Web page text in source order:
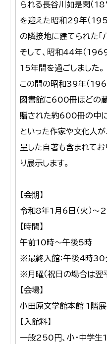
られる長谷川如是閑（
を迎えた昭和29年（
の隣接地に建てられた「
そして、昭和44年（
15年間を過ごしました。
この間の昭和39年（
図書館に600冊ほどの
贈された約600冊の中
といった作家や文化人
呈した自著も含まれてお
り展示します。
【会期】
令和8年1月6日（火）～2
【時間】
午前10時～午後5時
※最終入館：午後4時30
※月曜（祝日の場合は翌
【会場】
小田原文学館本館 1階展
【入館料】
一般250円、小・中学生